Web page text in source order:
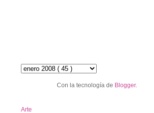
Con la tecnología de Blogger.
Arte